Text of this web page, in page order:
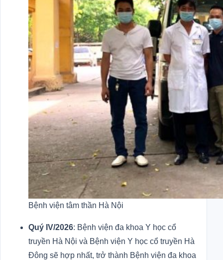
Bệnh viện tâm thần Hà Nội
Quý IV/2026: Bệnh viện đa khoa Y học cổ
truyền Hà Nội và Bệnh viện Y học cổ truyền Hà
Đông sẽ hợp nhất, trở thành Bệnh viện đa khoa